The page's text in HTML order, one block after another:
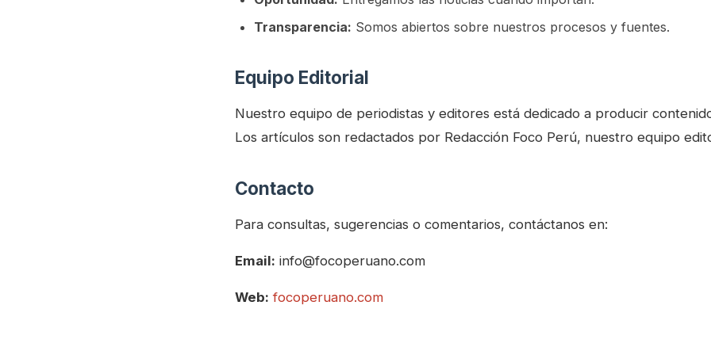
Transparencia: Somos abiertos sobre nuestros procesos y fuentes.
Equipo Editorial
Nuestro equipo de periodistas y editores está dedicado a producir
Los artículos son redactados por Redacción Foco Perú, nuestro equipo
Contacto
Para consultas, sugerencias o comentarios, contáctanos en:
Email: info@focoperuano.com
Web: focoperuano.com